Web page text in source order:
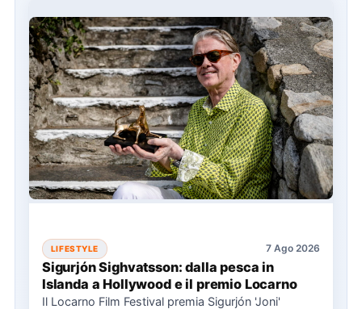
LIFESTYLE 7 Ago 2026
Sigurjón Sighvatsson: dalla pesca in
Islanda a Hollywood e il premio Locarno
Il Locarno Film Festival premia Sigurjón 'Joni'